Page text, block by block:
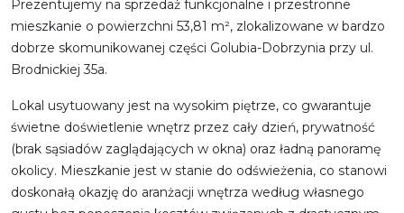
Prezentujemy na sprzedaż funkcjonalne i przestronne
mieszkanie o powierzchni 53,81 m², zlokalizowane w bardzo
dobrze skomunikowanej części Golubia-Dobrzynia przy ul.
Brodnickiej 35a.
Lokal usytuowany jest na wysokim piętrze, co gwarantuje
świetne doświetlenie wnętrz przez cały dzień, prywatność
(brak sąsiadów zaglądających w okna) oraz ładną panoramę
okolicy. Mieszkanie jest w stanie do odświeżenia, co stanowi
doskonałą okazję do aranżacji wnętrza według własnego